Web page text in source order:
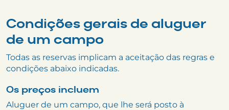
Condições gerais de aluguer
de um campo
Todas as reservas implicam a aceitação das regras e
condições abaixo indicadas.
Os preços incluem
Aluguer de um campo, que lhe será posto à